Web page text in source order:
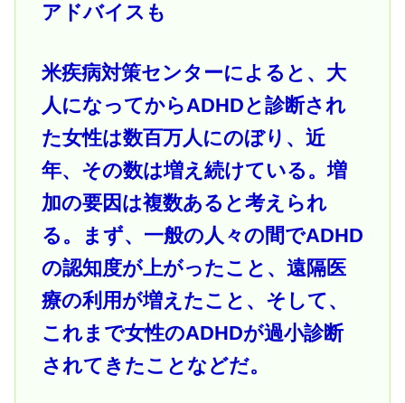
アドバイスも
米疾病対策センターによると、大
人になってからADHDと診断され
た女性は数百万人にのぼり、近
年、その数は増え続けている。増
加の要因は複数あると考えられ
る。まず、一般の人々の間でADHD
の認知度が上がったこと、遠隔医
療の利用が増えたこと、そして、
これまで女性のADHDが過小診断
されてきたことなどだ。